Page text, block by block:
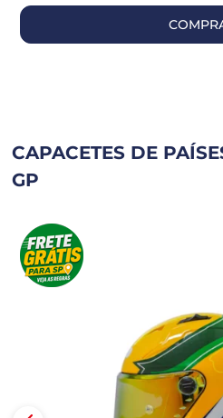
CAPACETES DE
GP